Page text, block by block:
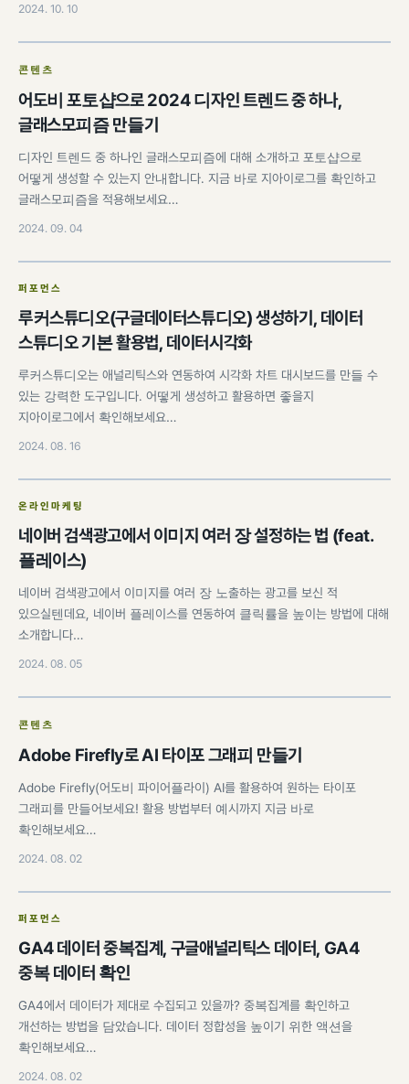
2024. 10. 10
콘텐츠
어도비 포토샵으로 2024 디자인 트렌드 중 하나,
글래스모피즘 만들기
디자인 트렌드 중 하나인 글래스모피즘에 대해 소개하고 포토샵으로
어떻게 생성할 수 있는지 안내합니다. 지금 바로 지아이로그를 확인하고
글래스모피즘을 적용해보세요…
2024. 09. 04
퍼포먼스
루커스튜디오(구글데이터스튜디오) 생성하기, 데이터
스튜디오 기본 활용법, 데이터시각화
루커스튜디오는 애널리틱스와 연동하여 시각화 차트 대시보드를 만들 수
있는 강력한 도구입니다. 어떻게 생성하고 활용하면 좋을지
지아이로그에서 확인해보세요…
2024. 08. 16
온라인마케팅
네이버 검색광고에서 이미지 여러 장 설정하는 법 (feat.
플레이스)
네이버 검색광고에서 이미지를 여러 장 노출하는 광고를 보신 적
있으실텐데요, 네이버 플레이스를 연동하여 클릭률을 높이는 방법에 대해
소개합니다…
2024. 08. 05
콘텐츠
Adobe Firefly로 AI 타이포 그래피 만들기
Adobe Firefly(어도비 파이어플라이) AI를 활용하여 원하는 타이포
그래피를 만들어보세요! 활용 방법부터 예시까지 지금 바로
확인해보세요…
2024. 08. 02
퍼포먼스
GA4 데이터 중복집계, 구글애널리틱스 데이터, GA4
중복 데이터 확인
GA4에서 데이터가 제대로 수집되고 있을까? 중복집계를 확인하고
개선하는 방법을 담았습니다. 데이터 정합성을 높이기 위한 액션을
확인해보세요…
2024. 08. 02